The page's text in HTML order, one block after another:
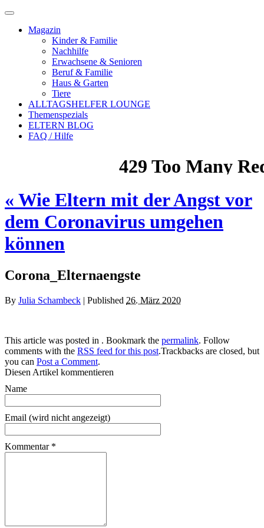
Magazin
Kinder & Familie
Nachhilfe
Erwachsene & Senioren
Beruf & Familie
Haus & Garten
Tiere
ALLTAGSHELFER LOUNGE
Themenspezials
ELTERN BLOG
FAQ / Hilfe
« Wie Eltern mit der Angst vor
dem Coronavirus umgehen
können
Corona_Elternaengste
By Julia Schambeck | Published 26. März 2020
This article was posted in . Bookmark the permalink. Follow
comments with the RSS feed for this post.Trackbacks are closed, but
you can Post a Comment.
Diesen Artikel kommentieren
Name
Email (wird nicht angezeigt)
Kommentar*